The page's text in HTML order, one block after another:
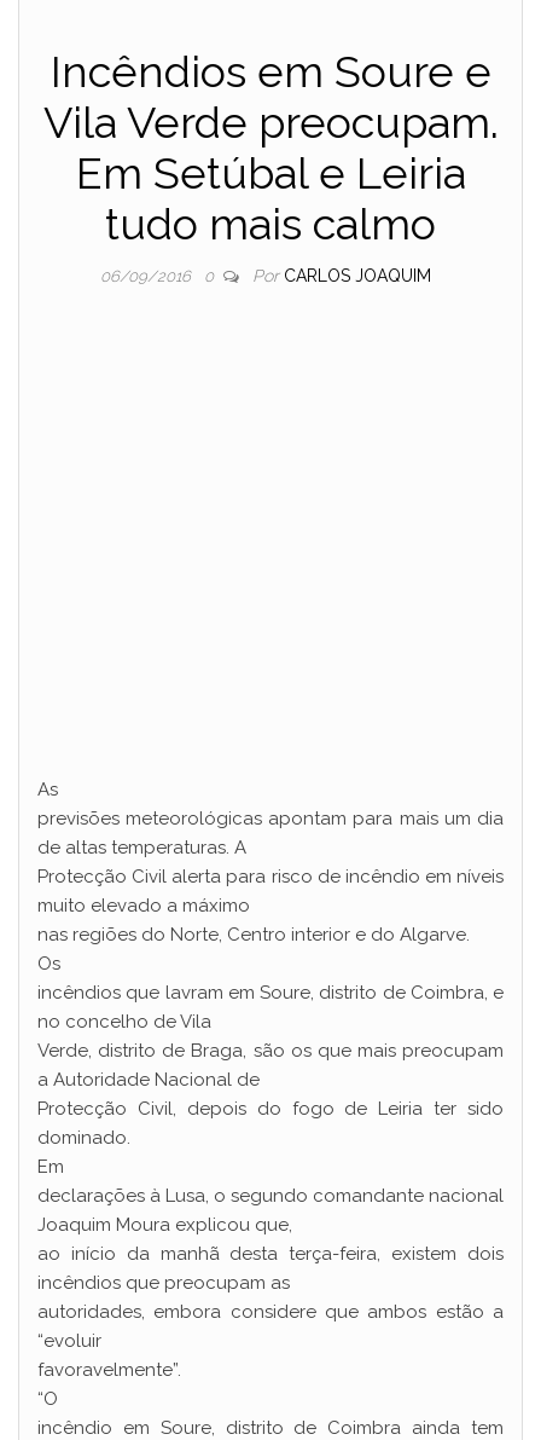
Incêndios em Soure e
Vila Verde preocupam.
Em Setúbal e Leiria
tudo mais calmo
06/09/2016 0 Por CARLOS JOAQUIM
As
previsões meteorológicas apontam para mais um dia
de altas temperaturas. A
Protecção Civil alerta para risco de incêndio em níveis
muito elevado a máximo
nas regiões do Norte, Centro interior e do Algarve.
Os
incêndios que lavram em Soure, distrito de Coimbra, e
no concelho de Vila
Verde, distrito de Braga, são os que mais preocupam
a Autoridade Nacional de
Protecção Civil, depois do fogo de Leiria ter sido
dominado.
Em
declarações à Lusa, o segundo comandante nacional
Joaquim Moura explicou que,
ao início da manhã desta terça-feira, existem dois
incêndios que preocupam as
autoridades, embora considere que ambos estão a
“evoluir
favoravelmente”.
“O
incêndio em Soure, distrito de Coimbra ainda tem